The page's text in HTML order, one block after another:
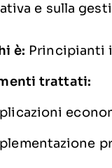
e sulla
è: Principianti
trattati: